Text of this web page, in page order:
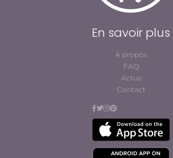
En savoir plus
À propos
FAQ
Actus
Contact